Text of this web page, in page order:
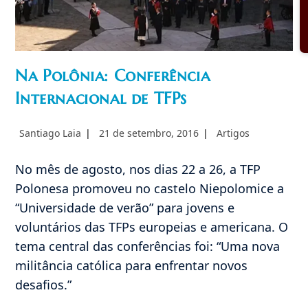
Na Polônia: Conferência
Internacional de TFPs
Autor
Santiago Laia
Post
21 de setembro, 2016
Categoria
Artigos
No mês de agosto, nos dias 22 a 26, a TFP
Polonesa promoveu no castelo Niepolomice a
“Universidade de verão” para jovens e
voluntários das TFPs europeias e americana. O
tema central das conferências foi: “Uma nova
militância católica para enfrentar novos
desafios.”